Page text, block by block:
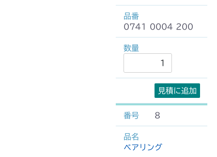
0741 0004 200
見積に追加
8
ベアリング